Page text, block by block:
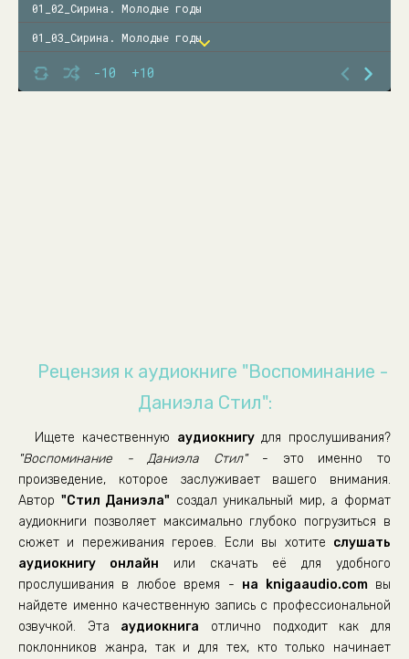
-10 +10
01_02_Сирина. Молодые годы
01_03_Сирина. Молодые годы
01_04_Сирина. Молодые годы
01_05_Сирина. Молодые годы
01_15_Сирина. Молодые годы
01_16_Сирина. Молодые годы
01_17_Сирина. Молодые годы
01_18_Сирина. Молодые годы
01_20_Сирина. Молодые годы
01_21_Сирина. Молодые годы
01_22_Сирина. Молодые годы
01_23_Сирина. Молодые годы
Рецензия к аудиокниге "Воспоминание -
Даниэла Стил":
Ищете качественную аудиокнигудля прослушивания?
"Воспоминание - Даниэла Стил"- это именно то
произведение, которое заслуживает вашего внимания.
Автор "Стил Даниэла" создал уникальный мир, а формат
аудиокниги позволяет максимально глубоко погрузиться в
сюжет и переживания героев. Если вы хотите слушать
аудиокнигу онлайн или скачать её для удобного
прослушивания в любое время - на knigaaudio.comвы
найдете именно качественную запись с профессиональной
озвучкой. Эта аудиокнига отлично подходит как для
поклонников жанра, так и для тех, кто только начинает